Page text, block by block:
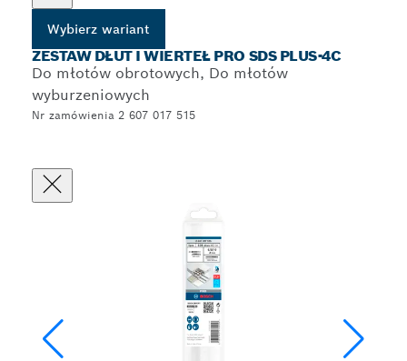
Wybierz wariant
ZESTAW DŁUT I WIERTEŁ PRO SDS PLUS-4C
Do młotów obrotowych, Do młotów
wyburzeniowych
Nr zamówienia 2 607 017 515